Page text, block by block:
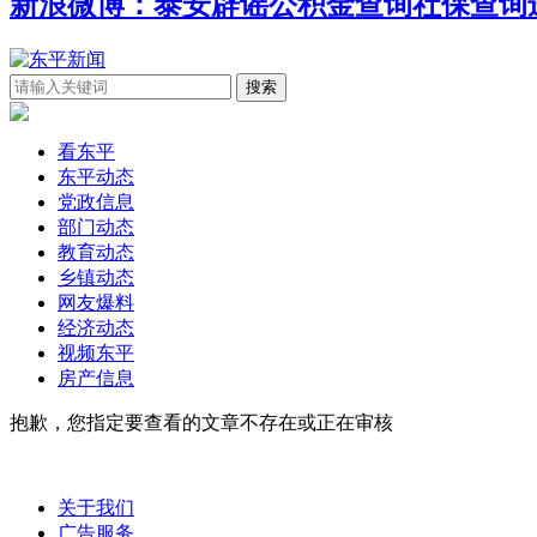
看东平
东平动态
党政信息
部门动态
教育动态
乡镇动态
网友爆料
经济动态
视频东平
房产信息
抱歉，您指定要查看的文章不存在或正在审核
关于我们
广告服务